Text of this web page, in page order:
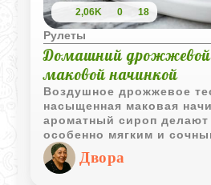
2,06K 0 18
Рулеты
Домашний дрожжевой
маковой начинкой
Воздушное дрожжевое
насыщенная маковая
ароматный сироп делают
особенно мягким и
приготовить к семейному
праздничному столу или
уютного домашнего
Двора